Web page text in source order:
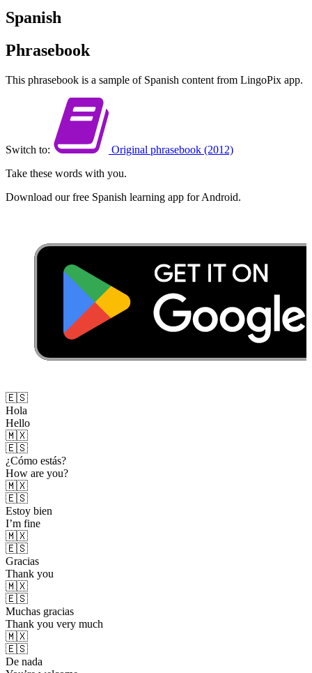
Spanish
Phrasebook
This phrasebook is a sample of Spanish content from LingoPix app.
Switch to:
Original phrasebook (2012)
Take these words with you.
Download our free Spanish learning app for Android.
🇪🇸
Hola
Hello
🇲🇽
🇪🇸
¿Cómo estás?
How are you?
🇲🇽
🇪🇸
Estoy bien
I’m fine
🇲🇽
🇪🇸
Gracias
Thank you
🇲🇽
🇪🇸
Muchas gracias
Thank you very much
🇲🇽
🇪🇸
De nada